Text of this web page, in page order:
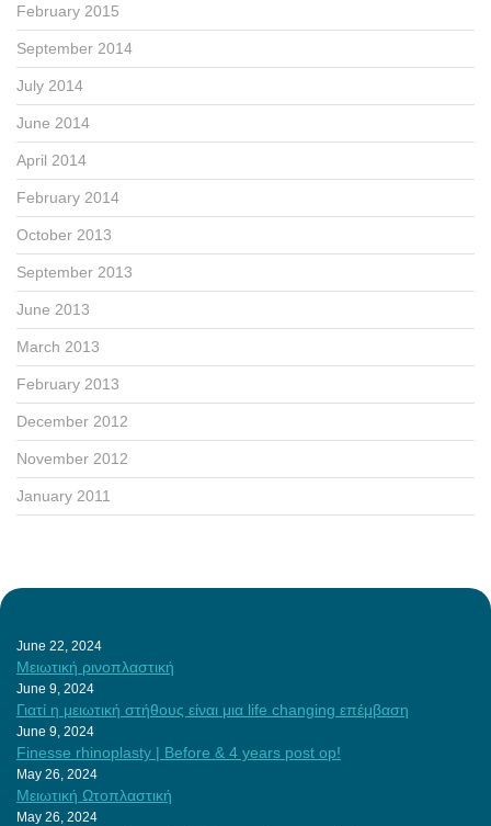
February 2015
September 2014
July 2014
June 2014
April 2014
February 2014
October 2013
September 2013
June 2013
March 2013
February 2013
December 2012
November 2012
January 2011
June 22, 2024
Μειωτική ρινοπλαστική
June 9, 2024
Γιατί η μειωτική στήθους είναι μια life changing επέμβαση
June 9, 2024
Finesse rhinoplasty | Before & 4 years post op!
May 26, 2024
Μειωτική Ωτοπλαστική
May 26, 2024